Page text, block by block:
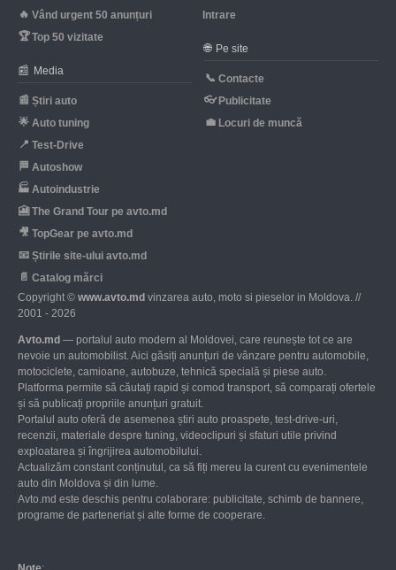
🔥 Vând urgent 50 anunțuri
🏆Top 50 vizitate
📰 Media
📰 Știri auto
🌟 Auto tuning
📍 Test-Drive
🏁 Autoshow
🏭 Autoindustrie
🎦 The Grand Tour pe avto.md
🎥 TopGear pe avto.md
📧 Știrile site-ului avto.md
📄 Catalog mărci
Intrare
🌐 Pe site
📞 Contacte
👓 Publicitate
💼 Locuri de muncă
Copyright © www.avto.md vinzarea auto, moto si pieselor in Moldova. //
2001 - 2026
Avto.md — portalul auto modern al Moldovei, care reunește tot ce are
nevoie un automobilist. Aici găsiți anunțuri de vânzare pentru automobile,
motociclete, camioane, autobuze, tehnică specială și piese auto.
Platforma permite să căutați rapid și comod transport, să comparați ofertele
și să publicați propriile anunțuri gratuit.
Portalul auto oferă de asemenea știri auto proaspete, test-drive-uri,
recenzii, materiale despre tuning, videoclipuri și sfaturi utile privind
exploatarea și îngrijirea automobilului.
Actualizăm constant conținutul, ca să fiți mereu la curent cu evenimentele
auto din Moldova și din lume.
Avto.md este deschis pentru colaborare: publicitate, schimb de bannere,
programe de parteneriat și alte forme de cooperare.